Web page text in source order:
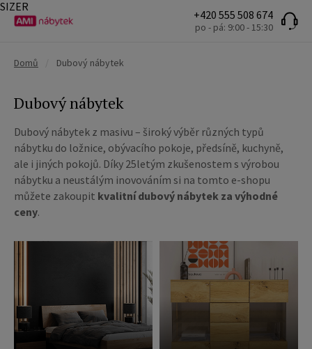
+420 555 508 674
po - pá: 9:00 - 15:30
Domů Dubový nábytek
Dubový nábytek
Dubový nábytek z masivu – široký výběr různých typů
nábytku do ložnice, obývacího pokoje, předsíně, kuchyně,
ale i jiných pokojů. Díky 25letým zkušenostem s výrobou
nábytku a neustálým inovováním si na tomto e-shopu
můžete zakoupit kvalitní dubový nábytek za výhodné
ceny.
SIZER